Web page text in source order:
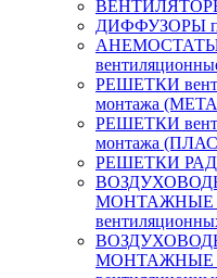
ДИФФУЗОРЫ
АНЕМОСТАТЫ,
РЕШЕТКИ
монтажа
РЕШЕТКИ
монтажа
РЕШЕТКИ
МОНТАЖНЫЕ
МОНТАЖНЫЕ